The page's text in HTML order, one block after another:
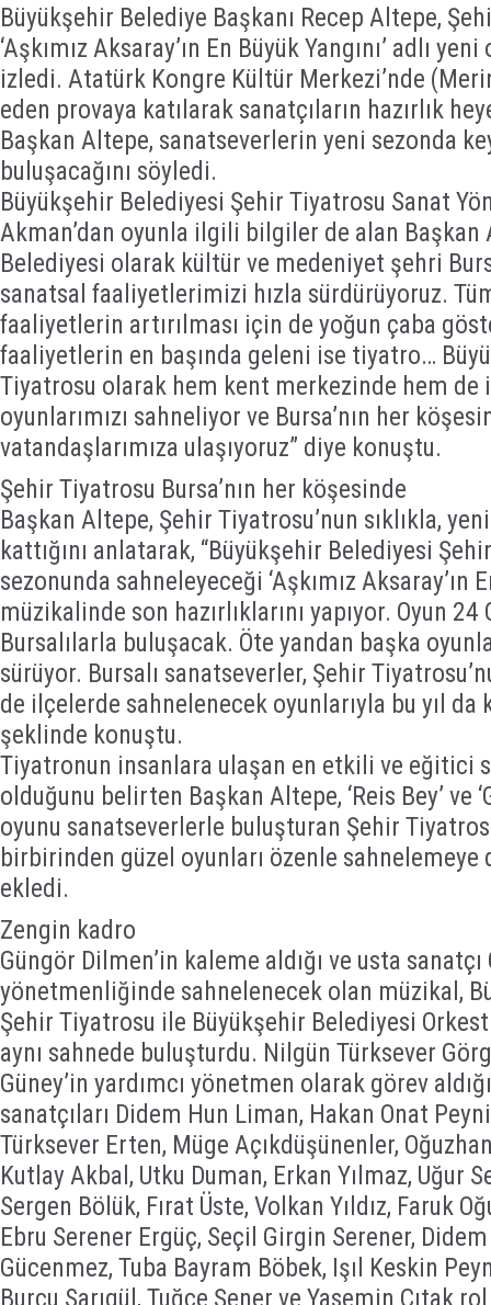
Büyükşehir Belediye Başkanı Recep Altepe,
‘Aşkımız Aksaray’ın En Büyük Yangını’ adlı
izledi. Atatürk Kongre Kültür Merkezi’nde
eden provaya katılarak sanatçıların hazırlık
Başkan Altepe, sanatseverlerin yeni sezonda
buluşacağını söyledi.
Büyükşehir Belediyesi Şehir Tiyatrosu Sanat
Akman’dan oyunla ilgili bilgiler de alan Başkan
Belediyesi olarak kültür ve medeniyet şehri
sanatsal faaliyetlerimizi hızla sürdürüyoruz.
faaliyetlerin artırılması için de yoğun çaba
faaliyetlerin en başında geleni ise tiyatro…
Tiyatrosu olarak hem kent merkezinde hem
oyunlarımızı sahneliyor ve Bursa’nın her
vatandaşlarımıza ulaşıyoruz” diye konuştu.
Şehir Tiyatrosu Bursa’nın her köşesinde
Başkan Altepe, Şehir Tiyatrosu’nun sıklıkla,
kattığını anlatarak, “Büyükşehir Belediyesi
sezonunda sahneleyeceği ‘Aşkımız Aksaray’ın
müzikalinde son hazırlıklarını yapıyor. Oyun 24
Bursalılarla buluşacak. Öte yandan başka
sürüyor. Bursalı sanatseverler, Şehir
de ilçelerde sahnelenecek oyunlarıyla bu yıl da
şeklinde konuştu.
Tiyatronun insanlara ulaşan en etkili ve eğitici
olduğunu belirten Başkan Altepe, ‘Reis Bey’ ve
oyunu sanatseverlerle buluşturan Şehir
birbirinden güzel oyunları özenle
ekledi.
Zengin kadro
Güngör Dilmen’in kaleme aldığı ve usta sanatçı
yönetmenliğinde sahnelenecek olan müzikal,
Şehir Tiyatrosu ile Büyükşehir Belediyesi
aynı sahnede buluşturdu. Nilgün Türksever
Güney’in yardımcı yönetmen olarak görev
sanatçıları Didem Hun Liman, Hakan Onat
Türksever Erten, Müge Açıkdüşünenler,
Kutlay Akbal, Utku Duman, Erkan Yılmaz, Uğur
Sergen Bölük, Fırat Üste, Volkan Yıldız, Faruk
Ebru Serener Ergüç, Seçil Girgin Serener,
Gücenmez, Tuba Bayram Böbek, Işıl Keskin
Burcu Sarıgül, Tuğçe Şener ve Yasemin Çıtak